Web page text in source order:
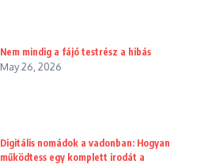
Nem mindig a fájó testrész a hibás
May 26, 2026
Digitális nomádok a vadonban: Hogyan
működtess egy komplett irodát a